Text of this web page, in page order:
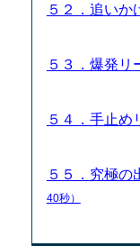
５２．追い
５３．爆発
５４．手止
５５．究極
40秒）